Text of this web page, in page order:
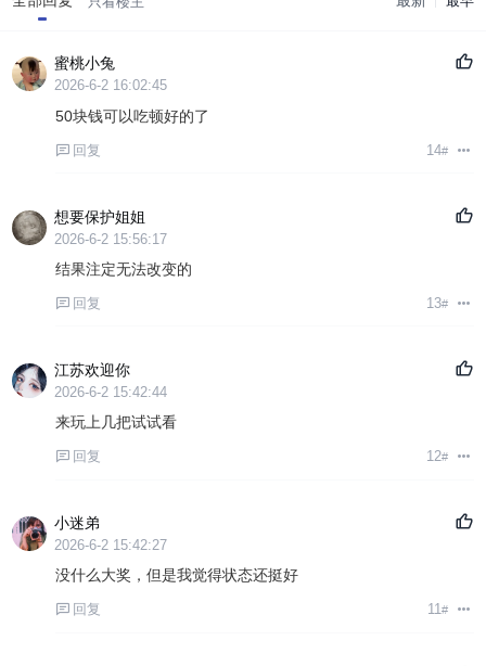
蜜桃小兔
2026-6-2 16:02:45
50块钱可以吃顿好的了
回复 14#
想要保护姐姐
2026-6-2 15:56:17
结果注定无法改变的
回复 13#
江苏欢迎你
2026-6-2 15:42:44
来玩上几把试试看
回复 12#
小迷弟
2026-6-2 15:42:27
没什么大奖，但是我觉得状态还挺好
回复 11#